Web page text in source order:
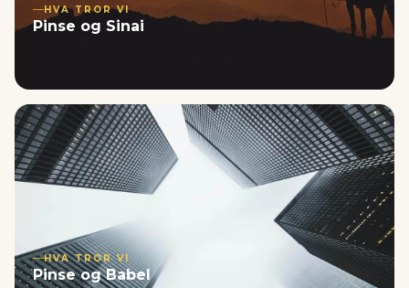
HVA TROR VI
Pinse og Sinai
HVA TROR VI
Pinse og Babel